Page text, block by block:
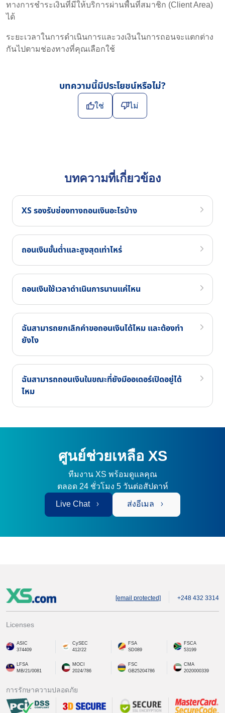
ทางการชำระเงินที่มีให้บริการผ่านพื้นที่สมาชิก (Client Area)
ได้
ระยะเวลาในการดำเนินการและวงเงินในการถอนจะแตกต่าง
กันไปตามช่องทางที่คุณเลือกใช้
บทความนี้มีประโยชน์หรือไม่?
ใช่ ไม่
บทความที่เกี่ยวข้อง
XS รองรับช่องทางถอนเงินอะไรบ้าง
ถอนเงินขั้นต่ำและสูงสุดเท่าไหร่
ถอนเงินใช้เวลาดำเนินการนานแค่ไหน
ฉันสามารถยกเลิกคำขอถอนเงินได้ไหม และต้องทำ
ยังไง
ฉันสามารถถอนเงินในขณะที่ยังมีออเดอร์เปิดอยู่ได้
ไหม
ศูนย์ช่วยเหลือ XS
ทีมงาน XS พร้อมดูแลคุณ
ตลอด 24 ชั่วโมง 5 วันต่อสัปดาห์
Live Chat ส่งอีเมล
[email protected] +248 432 3314
Licenses
ASIC
374409
CySEC
412/22
FSA
SD089
FSCA
53199
LFSA
MB/21/0081
MOCI
2024/786
FSC
GB25204786
CMA
2020000339
การรักษาความปลอดภัย